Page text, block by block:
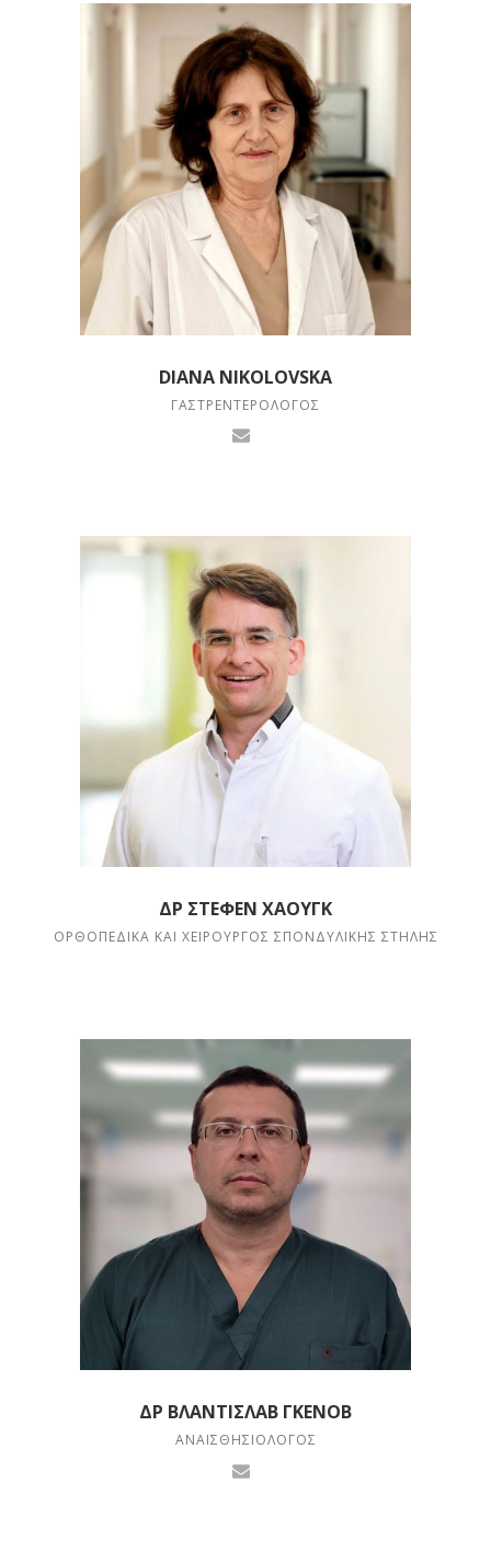
DIANA NIKOLOVSKA
ΓΑΣΤΡΕΝΤΕΡΟΛΌΓΟΣ
ΔΡ ΣΤΈΦΕΝ ΧΆΟΥΓΚ
ΟΡΘΟΠΕΔΙΚΆ ΚΑΙ ΧΕΙΡΟΥΡΓΌΣ ΣΠΟΝΔΥΛΙΚΉΣ ΣΤΉΛΗΣ
ΔΡ ΒΛΑΝΤΙΣΛΆΒ ΓΚΈΝΟΒ
ΑΝΑΙΣΘΗΣΙΟΛΌΓΟΣ